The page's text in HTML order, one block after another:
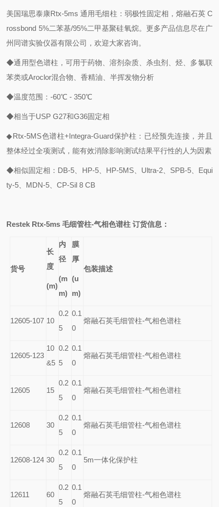
美国瑞思泰康Rtx-5ms通用毛细柱：弱极性固定相，熔融石英C
rossbond 5%二苯基/95%二甲基聚硅氧烷。更多产品信息尽在广
州同谱实验仪器有限公司，欢迎大家咨询。
◆通用型色谱柱，可用于药物、溶剂杂质、杀虫剂、烃、多氯联
苯类或Aroclor混合物、香精油、半挥发物分析
◆温度范围：-60℃ - 350℃
◆相当于USP G27和G36固定相
◆Rtx-5MS色谱柱+Integra-Guard保护柱：已经预先连接，并且
整体经过全项测试，能有效消除影响测试结果平行性的人为因素
◆相似固定相： DB-5 HP-5、 HP-5MS、 Ultra-2、 SPB-5、 Equi
ty-5
MDN-5 、CP-Sil 8 CB
Restek Rtx-5ms毛细管柱-气相色谱柱 订货信息：
货号
长
度
(m)
内
径
(m
m)
膜
厚
(u
m)
包装描述
12605-107 10
0.2
5
0.1
0
熔融石英毛细管柱-气相色谱柱
12605-123
10
&5
0.2
5
0.1
0
熔融石英毛细管柱-气相色谱柱
12605 15
0.2
5
0.1
0
熔融石英毛细管柱-气相色谱柱
12608 30
0.2
5
0.1
0
熔融石英毛细管柱-气相色谱柱
12608-124 30
0.2
5
0.1
0
5m一体化保护柱
12611 60
0.2
5
0.1
0
熔融石英毛细管柱-气相色谱柱